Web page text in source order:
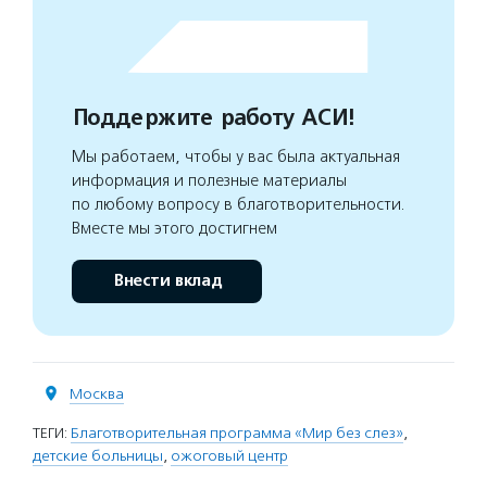
Поддержите работу АСИ!
Мы работаем, чтобы у вас была актуальная
информация и полезные материалы
по любому вопросу в благотворительности.
Вместе мы этого достигнем
Внести вклад
Москва
ТЕГИ: Благотворительная программа «Мир без слез»,
детские больницы, ожоговый центр